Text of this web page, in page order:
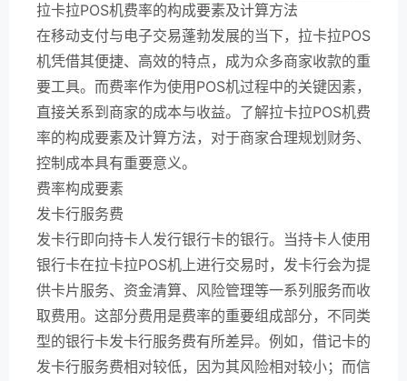
拉卡拉POS机费率的构成要素及计算方法
在移动支付与电子交易蓬勃发展的当下，拉卡拉POS
机凭借其便捷、高效的特点，成为众多商家收款的重
要工具。而费率作为使用POS机过程中的关键因素，
直接关系到商家的成本与收益。了解拉卡拉POS机费
率的构成要素及计算方法，对于商家合理规划财务、
控制成本具有重要意义。
费率构成要素
发卡行服务费
发卡行即向持卡人发行银行卡的银行。当持卡人使用
银行卡在拉卡拉POS机上进行交易时，发卡行会为提
供卡片服务、资金清算、风险管理等一系列服务而收
取费用。这部分费用是费率的重要组成部分，不同类
型的银行卡发卡行服务费有所差异。例如，借记卡的
发卡行服务费相对较低，因为其风险相对较小；而信